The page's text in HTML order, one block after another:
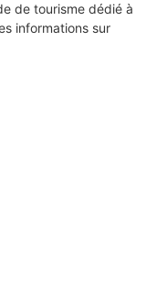
de tourisme dédié à
informations sur